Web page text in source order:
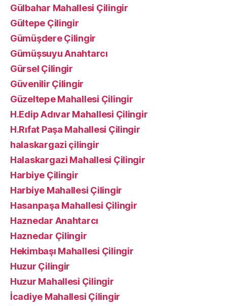
Gülbahar Mahallesi Çilingir
Gültepe Çilingir
Gümüşdere Çilingir
Gümüşsuyu Anahtarcı
Gürsel Çilingir
Güvenilir Çilingir
Güzeltepe Mahallesi Çilingir
H.Edip Adıvar Mahallesi Çilingir
H.Rıfat Paşa Mahallesi Çilingir
halaskargazi çilingir
Halaskargazi Mahallesi Çilingir
Harbiye Çilingir
Harbiye Mahallesi Çilingir
Hasanpaşa Mahallesi Çilingir
Haznedar Anahtarcı
Haznedar Çilingir
Hekimbaşı Mahallesi Çilingir
Huzur Çilingir
Huzur Mahallesi Çilingir
İcadiye Mahallesi Çilingir